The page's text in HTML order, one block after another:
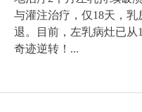
与灌注治疗，仅18天，
退。目前，左乳病灶已从
奇迹逆转！...